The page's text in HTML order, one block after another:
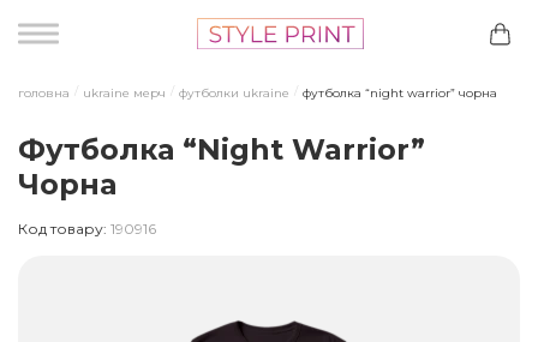
головна ukraine мерч футболки ukraine футболка “night warrior” чорна
Футболка “Night Warrior”
Чорна
Код товару: 190916